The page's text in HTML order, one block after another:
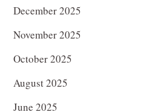
December 2025
November 2025
October 2025
August 2025
June 2025